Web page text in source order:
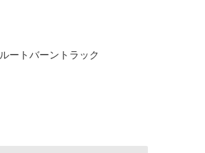
ルートバーントラック